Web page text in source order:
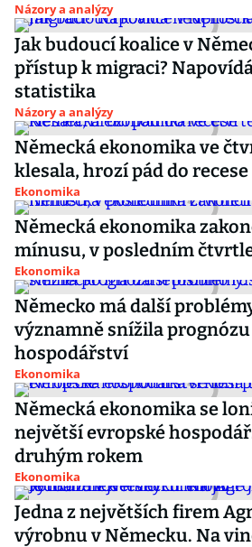
Názory a analýzy
Jak budoucí koalice v
přístup k migraci?
statistika
Názory a analýzy
Německá ekonomika ve
klesala, hrozí pád do recese
Ekonomika
Německá ekonomika
mínusu, v posledním
Ekonomika
Německo má další
významně snížila
hospodářství
Ekonomika
Německá ekonomika se
největší evropské
druhým rokem
Ekonomika
Jedna z největších firem
výrobnu v Německu. Na